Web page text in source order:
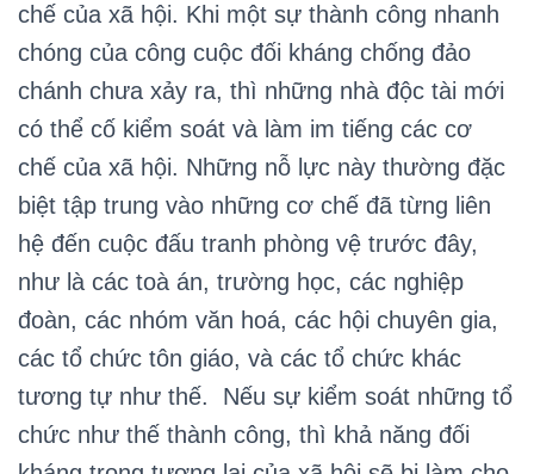
chế của xã hội. Khi một sự thành công nhanh
chóng của công cuộc đối kháng chống đảo
chánh chưa xảy ra, thì những nhà độc tài mới
có thể cố kiểm soát và làm im tiếng các cơ
chế của xã hội. Những nỗ lực này thường đặc
biệt tập trung vào những cơ chế đã từng liên
hệ đến cuộc đấu tranh phòng vệ trước đây,
như là các toà án, trường học, các nghiệp
đoàn, các nhóm văn hoá, các hội chuyên gia,
các tổ chức tôn giáo, và các tổ chức khác
tương tự như thế. Nếu sự kiểm soát những tổ
chức như thế thành công, thì khả năng đối